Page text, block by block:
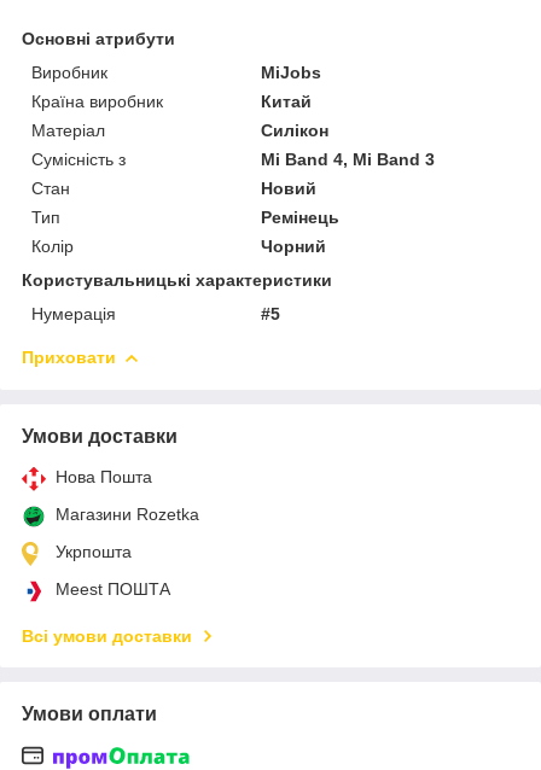
Основні атрибути
Виробник
MiJobs
Країна виробник
Китай
Матеріал
Силікон
Сумісність з
Mi Band 4, Mi Band 3
Стан
Новий
Тип
Ремінець
Колір
Чорний
Користувальницькі характеристики
Нумерація
#5
Приховати
Умови доставки
Нова Пошта
Магазини Rozetka
Укрпошта
Meest ПОШТА
Всі умови доставки
Умови оплати